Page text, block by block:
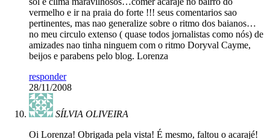
vermelho e ir na praia do forte !!! seus comentarios sao
pertinentes, mas nao generalize sobre o ritmo dos baianos…
no meu circulo extenso ( quase todos jornalistas como nós) de
amizades nao tinha ninguem com o ritmo Doryval Cayme,
beijos e parabens pelo blog. Lorenza
responder
28/11/2008
SÍLVIA OLIVEIRA
Oi Lorenza! Obrigada pela vista! É mesmo, faltou o acarajé!